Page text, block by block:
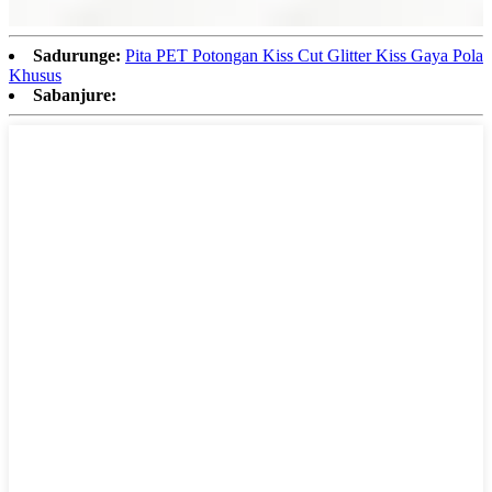
Sadurunge: Pita PET Potongan Kiss Cut Glitter Kiss Gaya Pola
Khusus
Sabanjure: